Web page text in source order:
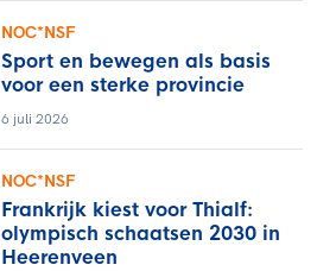
NOC*NSF
Sport en bewegen als basis
voor een sterke provincie
6 juli 2026
NOC*NSF
Frankrijk kiest voor Thialf:
olympisch schaatsen 2030 in
Heerenveen